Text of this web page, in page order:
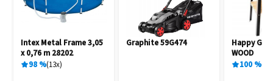
Intex Metal Frame 3,05
x 0,76 m 28202
98% 13x
Graphite 59G474
Happy
WOOD
100%